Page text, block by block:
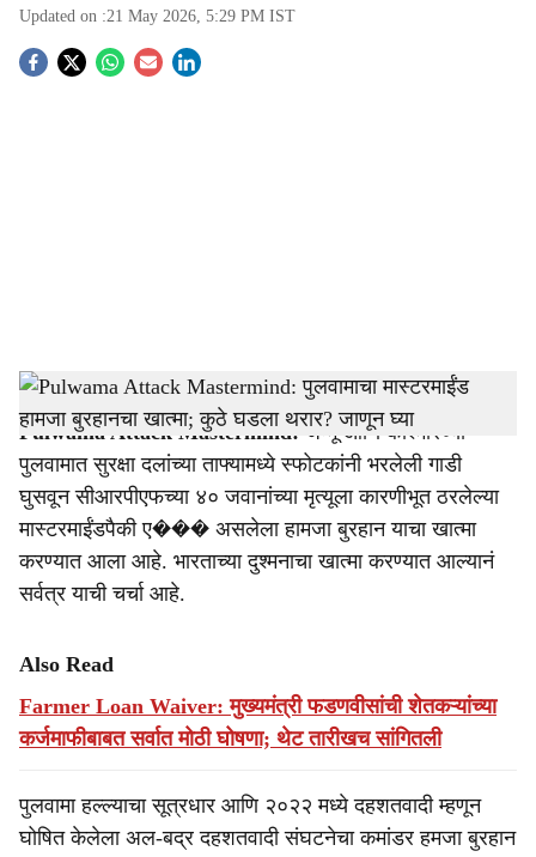
Updated on :21 May 2026, 5:29 PM IST
S
h
a
r
e
Pulwama Masterming Hamja Burhan
Pulwama Attack Mastermind: जम्मू आणि काश्मीरच्या
पुलवामात सुरक्षा दलांच्या ताफ्यामध्ये स्फोटकांनी भरलेली गाडी
घुसवून सीआरपीएफच्या ४० जवानांच्या मृत्यूला कारणीभूत ठरलेल्या
मास्टरमाईंडपैकी ए��� असलेला हामजा बुरहान याचा खात्मा
करण्यात आला आहे. भारताच्या दुश्मनाचा खात्मा करण्यात आल्यानं
सर्वत्र याची चर्चा आहे.
Also Read
Farmer Loan Waiver: मुख्यमंत्री फडणवीसांची शेतकऱ्यांच्या
कर्जमाफीबाबत सर्वात मोठी घोषणा; थेट तारीखच सांगितली
पुलवामा हल्ल्याचा सूत्रधार आणि २०२२ मध्ये दहशतवादी म्हणून
घोषित केलेला अल-बद्र दहशतवादी संघटनेचा कमांडर हमजा बुरहान